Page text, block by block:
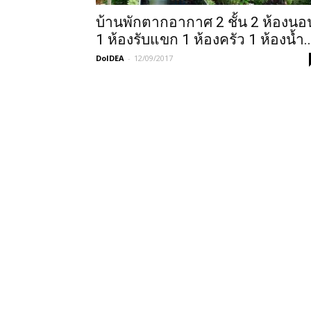
บ้านพักตากอากาศ 2 ชั้น 2 ห้องนอ
1 ห้องรับแขก 1 ห้องครัว 1 ห้องน้ำ
DoIDEA - 12/09/2017